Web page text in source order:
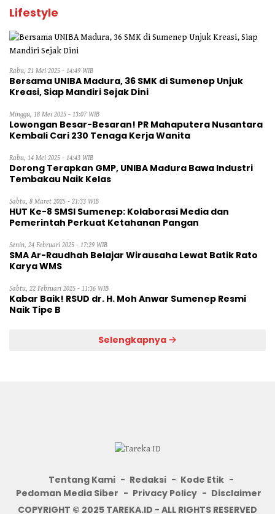
Lifestyle
Rabu, 21 Mei 2025 - 14:49 WIB
Bersama UNIBA Madura, 36 SMK di Sumenep Unjuk
Kreasi, Siap Mandiri Sejak Dini
Minggu, 18 Mei 2025 - 13:07 WIB
Lowongan Besar-Besaran! PR Mahaputera Nusantara
Kembali Cari 230 Tenaga Kerja Wanita
Rabu, 14 Mei 2025 - 14:43 WIB
Dorong Terapkan GMP, UNIBA Madura Bawa Industri
Tembakau Naik Kelas
Sabtu, 8 Maret 2025 - 21:33 WIB
HUT Ke-8 SMSI Sumenep: Kolaborasi Media dan
Pemerintah Perkuat Ketahanan Pangan
Senin, 24 Februari 2025 - 17:29 WIB
SMA Ar-Raudhah Belajar Wirausaha Lewat Batik Rato
Karya WMS
Sabtu, 22 Februari 2025 - 11:36 WIB
Kabar Baik! RSUD dr. H. Moh Anwar Sumenep Resmi
Naik Tipe B
Selengkapnya
Tentang Kami Redaksi
Kode Etik
Pedoman Media Siber
Privacy Policy
Disclaimer
COPYRIGHT © 2025 TAREKA.ID - ALL RIGHTS RESERVED